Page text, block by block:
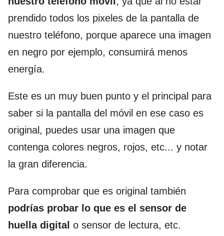
prendido todos los pixeles de la pantalla de
nuestro teléfono, porque aparece una imagen
en negro por ejemplo, consumirá menos
energía.
Este es un muy buen punto y el principal para
saber si la pantalla del móvil en ese caso es
original, puedes usar una imagen que
contenga colores negros, rojos, etc... y notar
la gran diferencia.
Para comprobar que es original también
podrías probar lo que es el sensor de
huella digital o sensor de lectura, etc.